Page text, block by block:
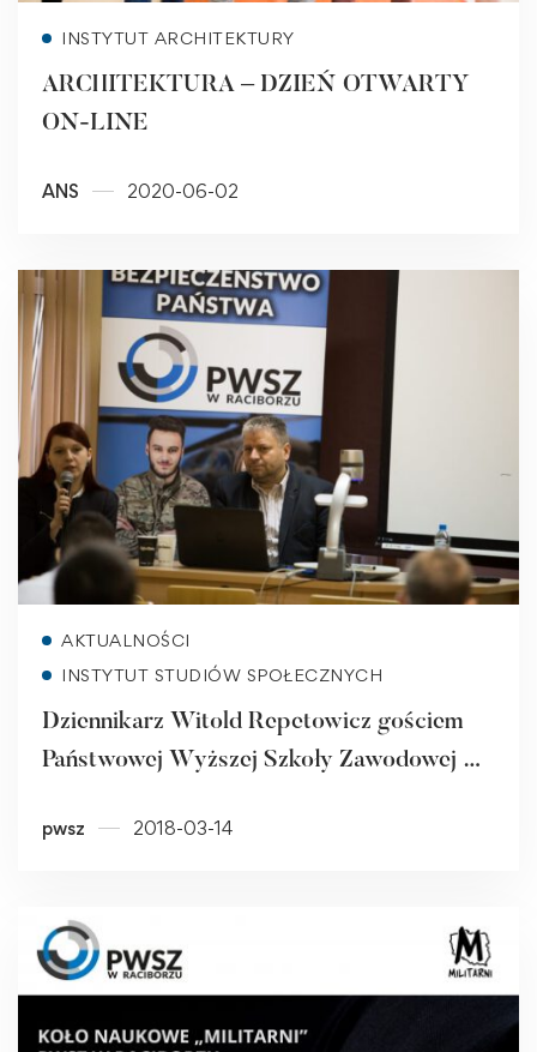
INSTYTUT ARCHITEKTURY
ARCHITEKTURA – DZIEŃ OTWARTY
ON-LINE
ANS 2020-06-02
AKTUALNOŚCI
INSTYTUT STUDIÓW SPOŁECZNYCH
Dziennikarz Witold Repetowicz gościem
Państwowej Wyższej Szkoły Zawodowej w
pwsz 2018-03-14